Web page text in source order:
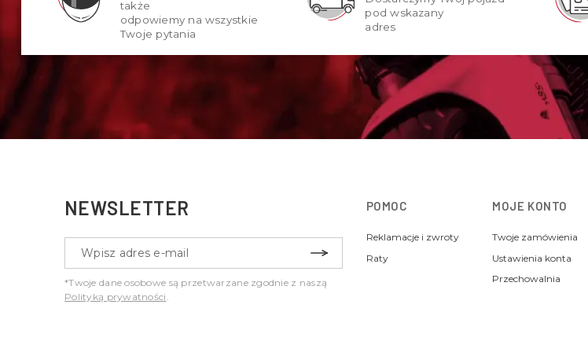
także
odpowiemy na wszystkie
Twoje pytania
pod wskazany
adres
NEWSLETTER
*Twoje dane osobowe są przetwarzane zgodnie z naszą
Polityką prywatności .
POMOC
Reklamacje i zwroty
Raty
MOJE KONTO
Twoje zamówienia
Ustawienia konta
Przechowalnia